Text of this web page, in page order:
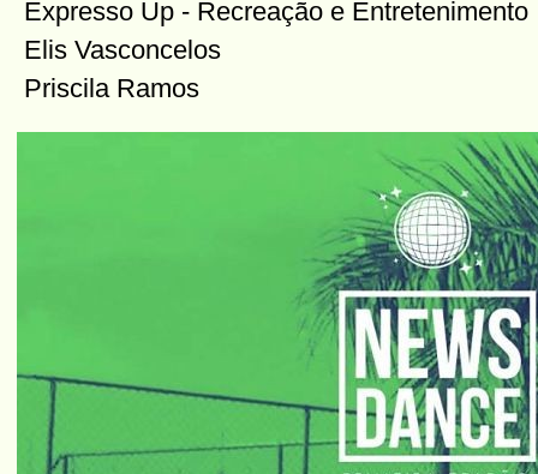
Expresso Up - Recreação e Entretenimento
Elis Vasconcelos
Priscila Ramos